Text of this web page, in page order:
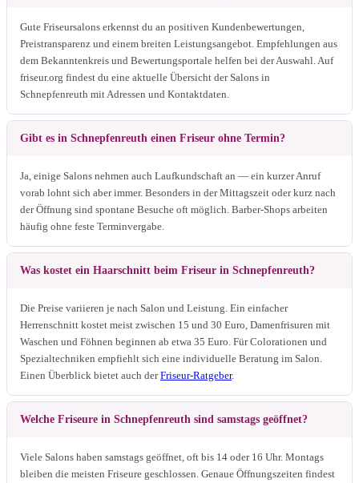
Gute Friseursalons erkennst du an positiven Kundenbewertungen,
Preistransparenz und einem breiten Leistungsangebot. Empfehlungen aus
dem Bekanntenkreis und Bewertungsportale helfen bei der Auswahl. Auf
friseur.org findest du eine aktuelle Übersicht der Salons in
Schnepfenreuth mit Adressen und Kontaktdaten.
Gibt es in Schnepfenreuth einen Friseur ohne Termin?
Ja, einige Salons nehmen auch Laufkundschaft an — ein kurzer Anruf
vorab lohnt sich aber immer. Besonders in der Mittagszeit oder kurz nach
der Öffnung sind spontane Besuche oft möglich. Barber-Shops arbeiten
häufig ohne feste Terminvergabe.
Was kostet ein Haarschnitt beim Friseur in Schnepfenreuth?
Die Preise variieren je nach Salon und Leistung. Ein einfacher
Herrenschnitt kostet meist zwischen 15 und 30 Euro, Damenfrisuren mit
Waschen und Föhnen beginnen ab etwa 35 Euro. Für Colorationen und
Spezialtechniken empfiehlt sich eine individuelle Beratung im Salon.
Einen Überblick bietet auch derFriseur-Ratgeber.
Welche Friseure in Schnepfenreuth sind samstags geöffnet?
Viele Salons haben samstags geöffnet, oft bis 14 oder 16 Uhr. Montags
bleiben die meisten Friseure geschlossen. Genaue Öffnungszeiten findest